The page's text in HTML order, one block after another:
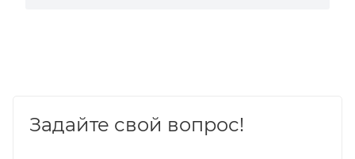
Задайте свой вопрос!